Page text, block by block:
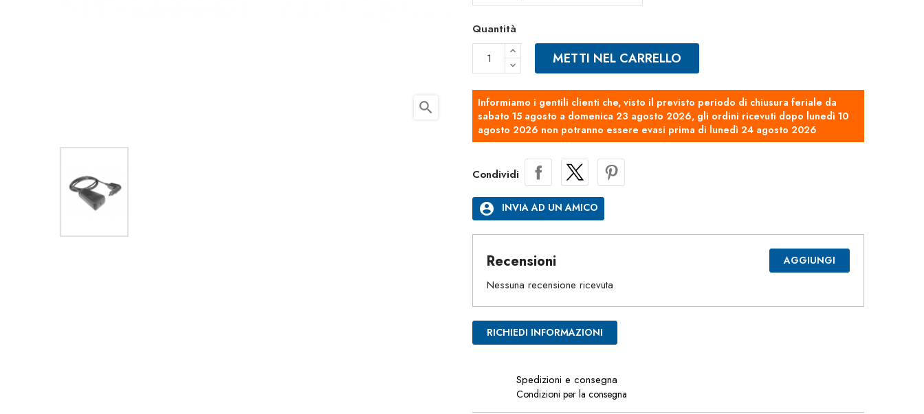
search
Quantità
METTI NEL CARRELLO
Informiamo i gentili clienti che, visto il previsto periodo di chiusura feriale da
sabato 15 agosto a domenica 23 agosto 2026, gli ordini ricevuti dopo lunedì 10
agosto 2026 non potranno essere evasi prima di lunedì 24 agosto 2026
Condividi
account_circle INVIA AD UN AMICO
Recensioni AGGIUNGI
Nessuna recensione ricevuta
RICHIEDI INFORMAZIONI
Spedizioni e consegna
Condizioni per la consegna